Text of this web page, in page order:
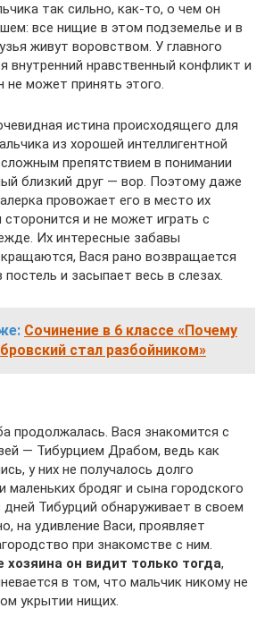
так сильно, как-то, о чем он
все нищие в этом подземелье и в
живут воровством. У главного
внутренний нравственный конфликт и
не может принять этого.
истина происходящего для
из хорошей интеллигентной
препятствием в понимании
близкий друг — вор. Поэтому даже
провожает его в место их
сторонится и не может играть с
Их интересные забавы
Вася рано возвращается
и засыпает весь в слезах.
Сочинение в 6 классе «Почему
стал разбойником»
продолжалась. Вася знакомится с
— Тибурцием Драбом, ведь как
у них не получалось долго
маленьких бродяг и сына городского
дней Тибурций обнаруживает в своем
на удивление Васи, проявляет
при знакомстве с ним.
хозяина он видит только тогда,
в том, что мальчик никому не
укрытии нищих.